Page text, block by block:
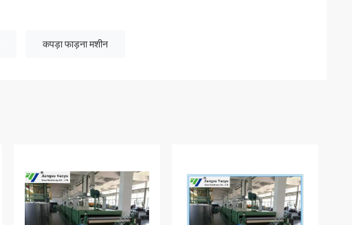
कपड़ा फाड़ना मशीन